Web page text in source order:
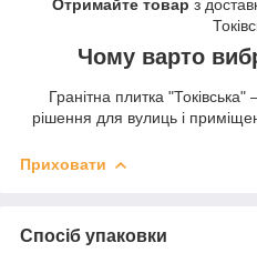
Отримайте товар з
Чому варто
Гранітна плитка
рішення для вулиць і
Приховати
Спосіб упаковки